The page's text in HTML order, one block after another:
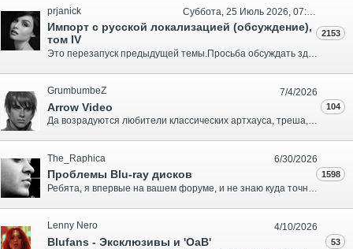
Суббота, 25 Июль 2026, 07:52:31
prjanick
Импорт с русской локализацией (обсуждение),
том IV
2153
7/4/2026
GrumbumbeZ
Arrow Video
Да возрадуются любители классических артхауса, треша, хоррора, джалло, блэксплойтейшн и иже с ними! Отныне на форуме Total DVD поселился топик относительно весьма популярного во всём мире лэйбла - "Arrow Video"! Издания, выпускаемые Arrow Video, обладают: качественной реставрацией видео и звука; ори..
104
6/30/2026
The_Raphica
Проблемы Blu-ray дисков 1598
4/10/2026
Lenny Nero
Blufans - Эксклюзивы и 'OaB' 53